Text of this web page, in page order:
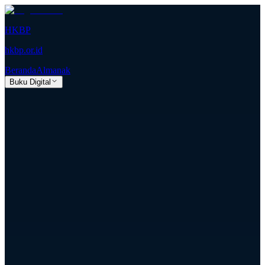
HKBP
hkbp.or.id
BerandaAlmanak
Buku Digital